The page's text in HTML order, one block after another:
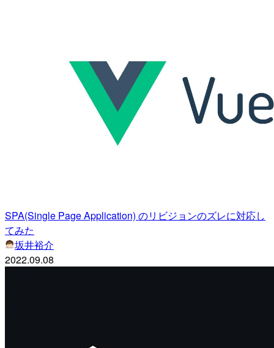
SPA(Single Page Application) のリビジョンのズレに対応し
てみた
坂井裕介
2022.09.08